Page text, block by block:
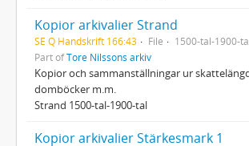
Kopior arkivalier Strand
SE Q Handskrift 166:43 File
1500-tal-1900-
Part ofTore Nilssons arkiv
Kopior och sammanställningar ur
domböcker m.m.
Strand 1500-tal-1900-tal
Kopior arkivalier Stärkesmark 1